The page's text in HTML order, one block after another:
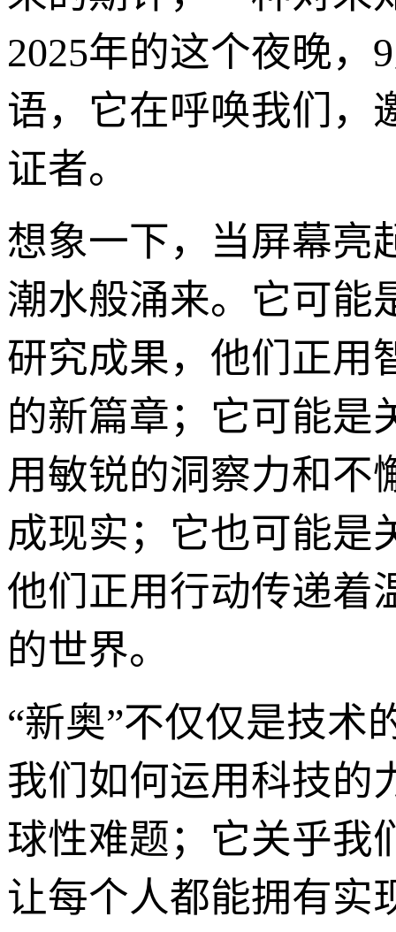
2025年的这个夜晚，
语，它在呼唤我们，
证者。
想象一下，当屏幕亮
潮水般涌来。它可能
研究成果，他们正用
的新篇章；它可能是
用敏锐的洞察力和不
成现实；它也可能是
他们正用行动传递着
的世界。
“新奥”不仅仅是技术
我们如何运用科技的
球性难题；它关乎我
让每个人都能拥有实